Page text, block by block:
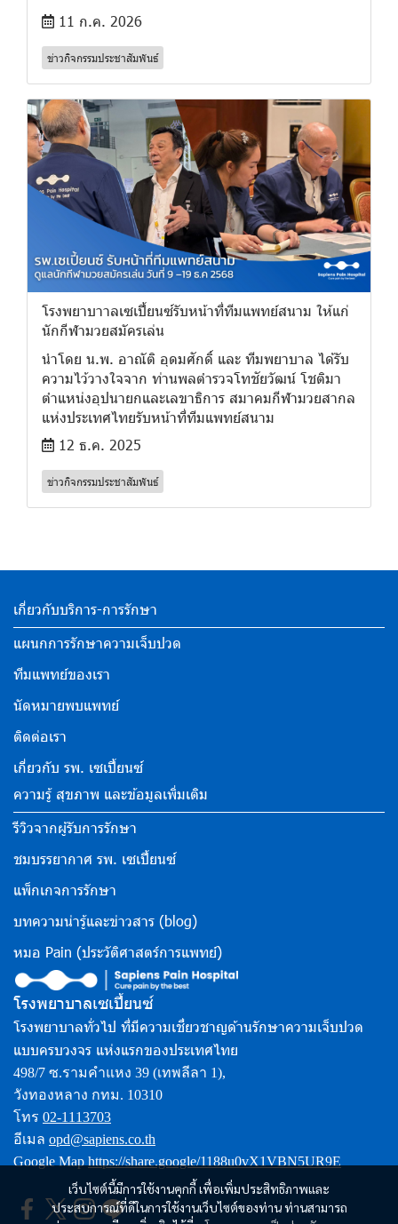
11 ก.ค. 2026
ข่าวกิจกรรมประชาสัมพันธ์
โรงพยาบาาลเซเปี้ยนซ์รับหน้าที่ทีมแพทย์สนาม ให้แก่
นักกีฬามวยสมัครเล่น
นำโดย น.พ. อาณัติ อุดมศักดิ์ และ ทีมพยาบาล ได้รับ
ความไว้วางใจจาก ท่านพลตำรวจโทชัยวัฒน์ โชติมา
ตำแหน่งอุปนายกและเลขาธิการ สมาคมกีฬามวยสากล
แห่งประเทศไทยรับหน้าที่ทีมแพทย์สนาม
12 ธ.ค. 2025
ข่าวกิจกรรมประชาสัมพันธ์
เว็บไซต์นี้มีการใช้งานคุกกี้ เพื่อเพิ่มประสิทธิภาพและ
ประสบการณ์ที่ดีในการใช้งานเว็บไซต์ของท่าน ท่านสามารถ
เกี่ยวกับบริการ-การรักษา
แผนกการรักษาความเจ็บปวด
ทีมแพทย์ของเรา
นัดหมายพบแพทย์
ติดต่อเรา
เกี่ยวกับ รพ. เซเปี้ยนซ์
ความรู้ สุขภาพ และข้อมูลเพิ่มเติม
รีวิวจากผู้รับการรักษา
ชมบรรยากาศ รพ. เซเปี้ยนซ์
แพ็กเกจการรักษา
บทความน่ารู้และข่าวสาร (blog)
หมอ Pain (ประวัติศาสตร์การแพทย์)
โรงพยาบาลเซเปี้ยนซ์
โรงพยาบาลทั่วไป ที่มีความเชี่ยวชาญด้านรักษาความเจ็บปวด
แบบครบวงจร แห่งแรกของประเทศไทย
498/7 ซ.รามคำแหง 39 (เทพลีลา 1),
วังทองหลาง กทม. 10310
โทร 02-1113703
อีเมล opd@sapiens.co.th
Google Maphttps://share.google/1188u0vX1VBN5UR9E